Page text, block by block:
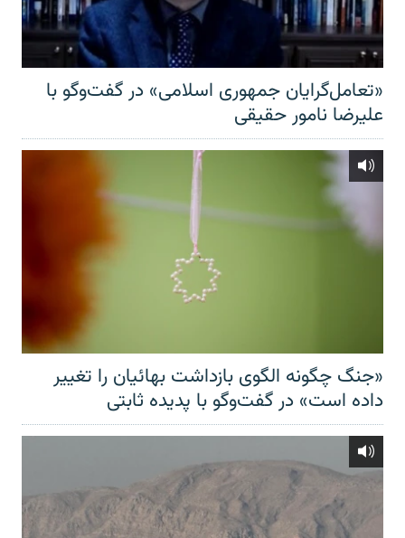
«تعامل‌گرایان جمهوری اسلامی» در گفت‌وگو با
علیرضا نامور حقیقی
«جنگ چگونه الگوی بازداشت بهائیان را تغییر
داده است» در گفت‌وگو با پدیده ثابتی